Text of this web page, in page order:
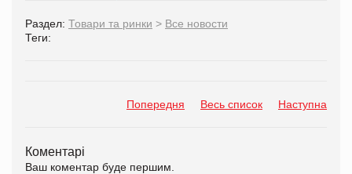
Раздел: Товари та ринки > Все новости
Теги:
Попередня Весь список Наступна
Коментарі
Ваш коментар буде першим.